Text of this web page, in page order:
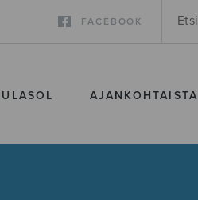
FACEBOOK
AJANKOHTAISTA